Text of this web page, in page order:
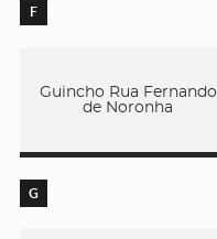
F
Guincho Rua Fernando
de Noronha
G